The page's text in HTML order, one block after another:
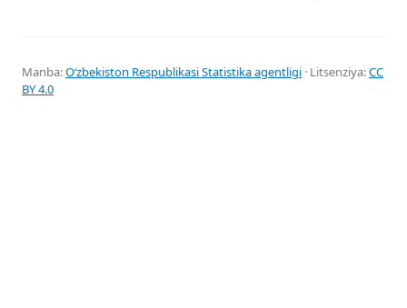
Manba:Oʻzbekiston Respublikasi Statistika agentligi · Litsenziya:CC
BY 4.0